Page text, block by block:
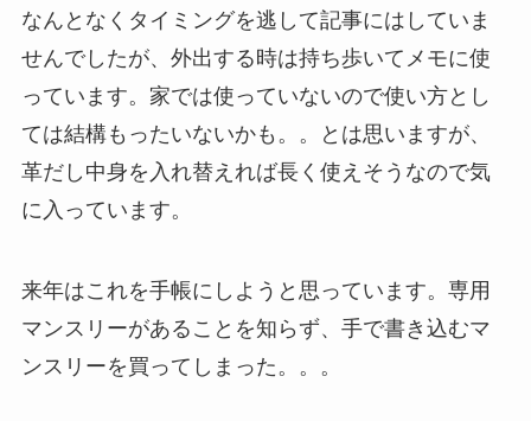
なんとなくタイミングを逃して記事にはしていま
せんでしたが、外出する時は持ち歩いてメモに使
っています。家では使っていないので使い方とし
ては結構もったいないかも。。とは思いますが、
革だし中身を入れ替えれば長く使えそうなので気
に入っています。
来年はこれを手帳にしようと思っています。専用
マンスリーがあることを知らず、手で書き込むマ
ンスリーを買ってしまった。。。